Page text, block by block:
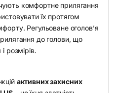
комфортне прилягання
їх протягом
Регульоване оголов’я
до голови, що
розмірів.
активних захисних